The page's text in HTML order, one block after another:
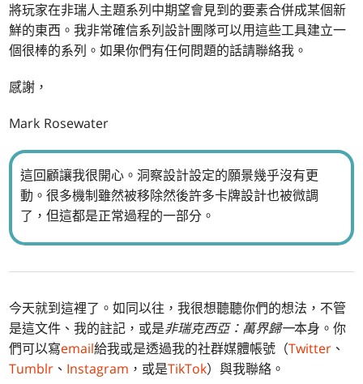
將玩家在非瑞人主題系列中期望會見到的要素合併成某個新
鮮的東西。我非常確信系列設計團隊可以用這些工具建立一
個很棒的系列。如果你們有任何問題的話請聯絡我。
感謝，
Mark Rosewater
這回顧讓我很開心。洞察設計設定的願景幾乎沒有更
動。很多機制雖然被移除然後許多卡牌設計也被微調
了，但這都是正常過程的一部分。
今天就到這裡了。如同以往，我很想聽聽你們的想法，不管
是這文件、我的註記，或是非瑞克西亞：萬界歸一本身。你
們可以寫email給我或是透過我的社群媒體帳號（Twitter 、
Tumblr 、 Instagram ，或是TikTok）與我聯絡。